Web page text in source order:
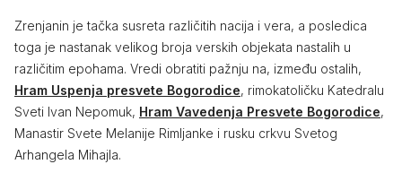
Zrenjanin je tačka susreta različitih nacija i vera, a posledica
toga je nastanak velikog broja verskih objekata nastalih u
različitim epohama. Vredi obratiti pažnju na, između ostalih,
Hram Uspenja presvete Bogorodice, rimokatoličku Katedralu
Sveti Ivan Nepomuk, Hram Vavedenja Presvete Bogorodice,
Manastir Svete Melanije Rimljanke i rusku crkvu Svetog
Arhangela Mihajla.